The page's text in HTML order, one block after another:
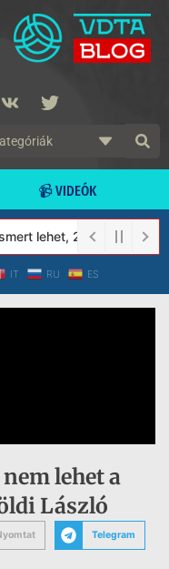
📹 VIDEÓK
lehet, 2023-tól a
IT RU ES
lehet a
László
Telegram